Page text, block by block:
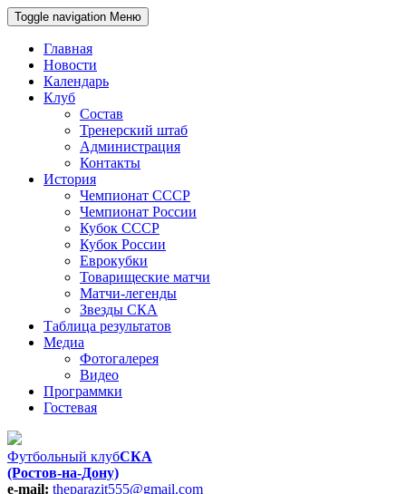
Toggle navigation Меню
Главная
Новости
Календарь
Клуб
Состав
Тренерский штаб
Администрация
Контакты
История
Чемпионат СССР
Чемпионат России
Кубок СССР
Кубок России
Еврокубки
Товарищеские матчи
Матчи-легенды
Звезды СКА
Таблица результатов
Медиа
Фотогалерея
Видео
Программки
Гостевая
Футбольный клубСКА
(Ростов-на-Дону)
e-mail: theparazit555@gmail.com